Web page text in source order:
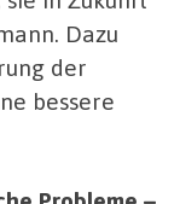
Dazu
der
bessere